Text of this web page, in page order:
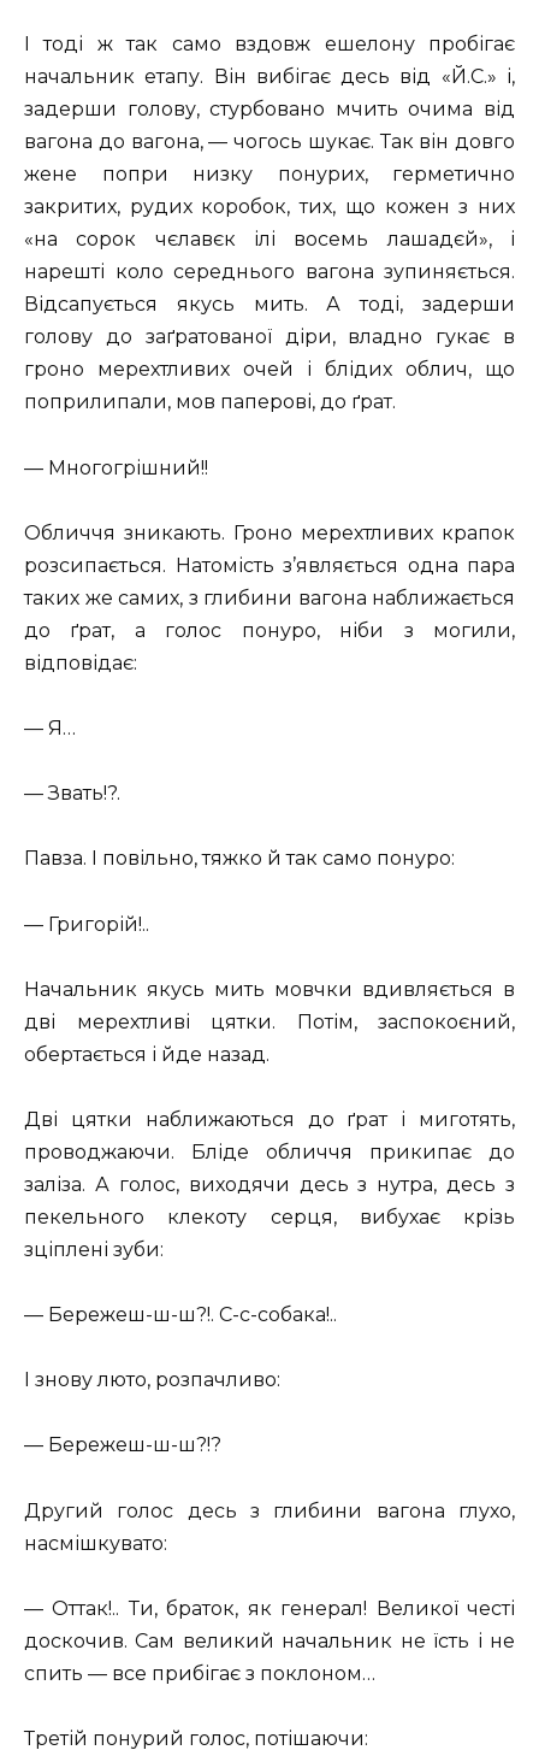
І тоді ж так само вздовж ешелону пробігає
начальник етапу. Він вибігає десь від «Й.С.» і,
задерши голову, стурбовано мчить очима від
вагона до вагона, — чогось шукає. Так він довго
жене попри низку понурих, герметично
закритих, рудих коробок, тих, що кожен з них
«на сорок чєлавєк ілі восемь лашадєй», і
нарешті коло середнього вагона зупиняється.
Відсапується якусь мить. А тоді, задерши
голову до заґратованої діри, владно гукає в
гроно мерехтливих очей і блідих облич, що
поприлипали, мов паперові, до ґрат.
— Многогрішний!!
Обличчя зникають. Гроно мерехтливих крапок
розсипається. Натомість з’являється одна пара
таких же самих, з глибини вагона наближається
до ґрат, а голос понуро, ніби з могили,
відповідає:
— Я…
— Звать!?.
Павза. І повільно, тяжко й так само понуро:
— Григорій!..
Начальник якусь мить мовчки вдивляється в
дві мерехтливі цятки. Потім, заспокоєний,
обертається і йде назад.
Дві цятки наближаються до ґрат і миготять,
проводжаючи. Бліде обличчя прикипає до
заліза. А голос, виходячи десь з нутра, десь з
пекельного клекоту серця, вибухає крізь
зціплені зуби:
— Бережеш-ш-ш?!. С-с-собака!..
І знову люто, розпачливо:
— Бережеш-ш-ш?!?
Другий голос десь з глибини вагона глухо,
насмішкувато:
— Оттак!.. Ти, браток, як генерал! Великої честі
доскочив. Сам великий начальник не їсть і не
спить — все прибігає з поклоном…
Третій понурий голос, потішаючи: